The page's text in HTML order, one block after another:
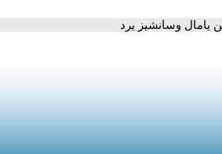
يامال وسانشيز يرد